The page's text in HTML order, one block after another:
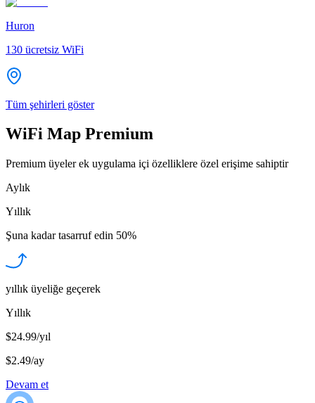
Huron
130 ücretsiz WiFi
Tüm şehirleri göster
WiFi Map Premium
Premium üyeler ek uygulama içi özelliklere özel erişime sahiptir
Aylık
Yıllık
Şuna kadar tasarruf edin 50%
yıllık üyeliğe geçerek
Yıllık
$24.99/yıl
$2.49/ay
Devam et